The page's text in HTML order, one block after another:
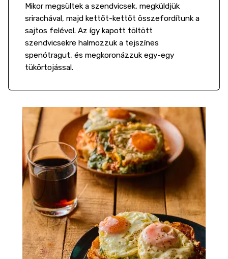
Mikor megsültek a szendvicsek, megküldjük
srirachával, majd kettőt-kettőt összefordítunk a
sajtos felével. Az így kapott töltött
szendvicsekre halmozzuk a tejszínes
spenótragut, és megkoronázzuk egy-egy
tükörtojással.